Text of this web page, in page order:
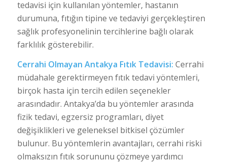
tedavisi için kullanılan yöntemler, hastanın
durumuna, fıtığın tipine ve tedaviyi gerçekleştiren
sağlık profesyonelinin tercihlerine bağlı olarak
farklılık gösterebilir.
Cerrahi Olmayan Antakya Fıtık Tedavisi: Cerrahi
müdahale gerektirmeyen fıtık tedavi yöntemleri,
birçok hasta için tercih edilen seçenekler
arasındadır. Antakya’da bu yöntemler arasında
fizik tedavi, egzersiz programları, diyet
değişiklikleri ve geleneksel bitkisel çözümler
bulunur. Bu yöntemlerin avantajları, cerrahi riski
olmaksızın fıtık sorununu çözmeye yardımcı